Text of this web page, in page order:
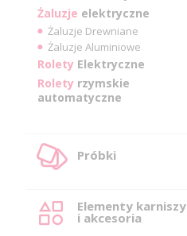
Żaluzje elektryczne
Żaluzje Drewniane
Żaluzje Aluminiowe
Rolety Elektryczne
Rolety rzymskie
automatyczne
Próbki
Elementy karniszy
i akcesoria